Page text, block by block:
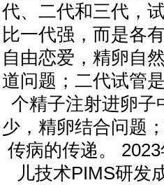
代、二代和三代，
比一代强，而是各
自由恋爱，精卵自
道问题；二代试管
个精子注射进卵子
少，精卵结合问题
传病的传递。
儿技术PIMS研发